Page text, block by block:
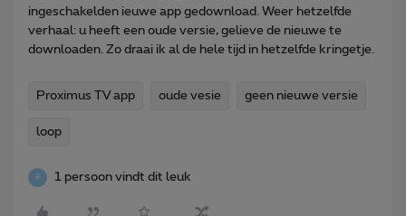
ingeschakelden ieuwe app gedownload. Weer hetzelfde
verhaal: u heeft een oude versie, gelieve de nieuwe te
downloaden. Zo draai ik al de hele tijd in hetzelfde kringetje.
Proximus TV app oude vesie geen nieuwe versie
loop
B 1 persoon vindt dit leuk